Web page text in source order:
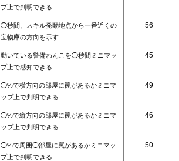
プ上で判明できる
◯秒間、スキル発動地点から一番近くの
宝物庫の方向を示す
56
動いている警備わんこを◯秒間ミニマッ
プ上で感知できる
45
◯%で横方向の部屋に罠があるかミニマ
ップ上で判明できる
49
◯%で縦方向の部屋に罠があるかミニマ
ップ上で判明できる
46
◯%で周囲◯部屋に罠があるかミニマッ
プ上で判明できる
50